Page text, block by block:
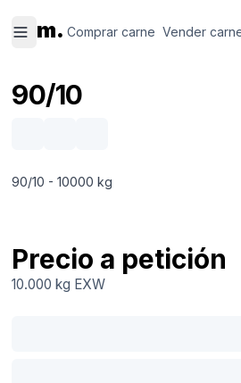
m. Comprar carne Vender
carne
carne
90/10
90/10 - 10000 kg
Precio a petición
10.000 kg EXW